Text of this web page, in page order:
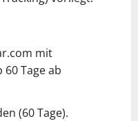
mit
Tage ab
(60 Tage).